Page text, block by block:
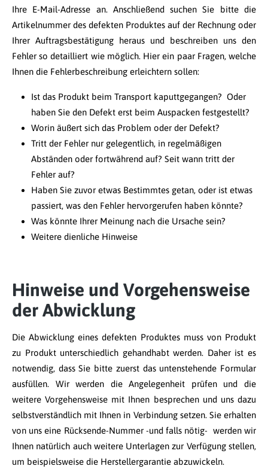
Ihre E-Mail-Adresse an. Anschließend suchen Sie bitte die
Artikelnummer des defekten Produktes auf der Rechnung oder
Ihrer Auftragsbestätigung heraus und beschreiben uns den
Fehler so detailliert wie möglich. Hier ein paar Fragen, welche
Ihnen die Fehlerbeschreibung erleichtern sollen:
Ist das Produkt beim Transport kaputtgegangen? Oder
haben Sie den Defekt erst beim Auspacken festgestellt?
Worin äußert sich das Problem oder der Defekt?
Tritt der Fehler nur gelegentlich, in regelmäßigen
Abständen oder fortwährend auf? Seit wann tritt der
Fehler auf?
Haben Sie zuvor etwas Bestimmtes getan, oder ist etwas
passiert, was den Fehler hervorgerufen haben könnte?
Was könnte Ihrer Meinung nach die Ursache sein?
Weitere dienliche Hinweise
Hinweise und Vorgehensweise
der Abwicklung
Die Abwicklung eines defekten Produktes muss von Produkt
zu Produkt unterschiedlich gehandhabt werden. Daher ist es
notwendig, dass Sie bitte zuerst das untenstehende Formular
ausfüllen. Wir werden die Angelegenheit prüfen und die
weitere Vorgehensweise mit Ihnen besprechen und uns dazu
selbstverständlich mit Ihnen in Verbindung setzen. Sie erhalten
von uns eine Rücksende-Nummer -und falls nötig- werden wir
Ihnen natürlich auch weitere Unterlagen zur Verfügung stellen,
um beispielsweise die Herstellergarantie abzuwickeln.